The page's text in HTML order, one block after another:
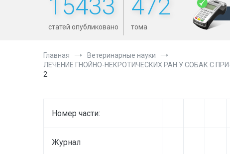
15433
статей опубликовано
472
тома
Главная
Ветеринарные науки
ЛЕЧЕНИЕ ГНОЙНО-НЕКРОТИЧЕСКИХ РАН У СОБАК С
2
Номер части:
Журнал